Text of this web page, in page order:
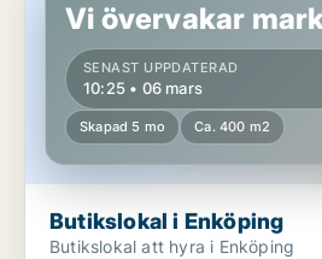
Vi övervakar
SENAST UPPDATERAD
10:25 • 06 mars
Skapad 5 mo Ca. 400 m2
Butikslokal i Enköping
Butikslokal att hyra i Enköping